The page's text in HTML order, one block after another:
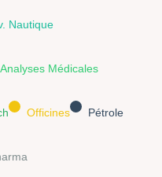
Nautique
Médicales
Officines Pétrole